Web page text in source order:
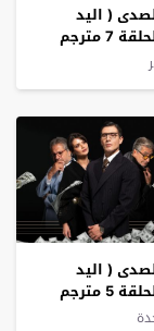
( اليد
7 مترجم
( اليد
5 مترجم